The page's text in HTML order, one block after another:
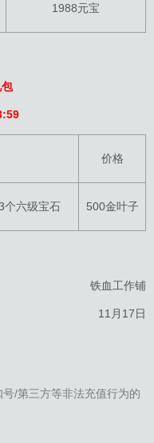
1988元宝
价格
个六级宝石 500金叶子
铁血工作铺
11月17日
号/第三方等非法充值行为的